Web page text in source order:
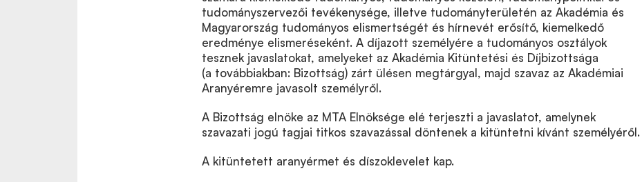
tudományszervezői tevékenysége, illetve tudományterületén az Akadémia és
Magyarország tudományos elismertségét és hírnevét erősítő, kiemelkedő
eredménye elismeréseként. A díjazott személyére a tudományos osztályok
tesznek javaslatokat, amelyeket az Akadémia Kitüntetési és Díjbizottsága
(a továbbiakban: Bizottság) zárt ülésen megtárgyal, majd szavaz az Akadémiai
Aranyéremre javasolt személyről.
A Bizottság elnöke az MTA Elnöksége elé terjeszti a javaslatot, amelynek
szavazati jogú tagjai titkos szavazással döntenek a kitüntetni kívánt személyéről.
A kitüntetett aranyérmet és díszoklevelet kap.